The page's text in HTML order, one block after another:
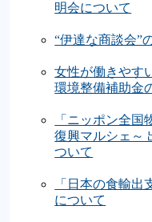
明会について
“伊達な商談会”
女性が働きやす
環境整備補助金
「ニッポン全国
復興マルシェ～
ついて
「日本の食輸出
について